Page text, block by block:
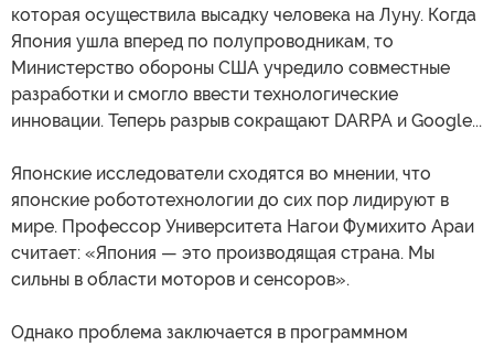
которая осуществила высадку человека на Луну. Когда
Япония ушла вперед по полупроводникам, то
Министерство обороны США учредило совместные
разработки и смогло ввести технологические
инновации. Теперь разрыв сокращают DARPA и Google...
Японские исследователи сходятся во мнении, что
японские робототехнологии до сих пор лидируют в
мире. Профессор Университета Нагои Фумихито Араи
считает: «Япония — это производящая страна. Мы
сильны в области моторов и сенсоров».
Однако проблема заключается в программном